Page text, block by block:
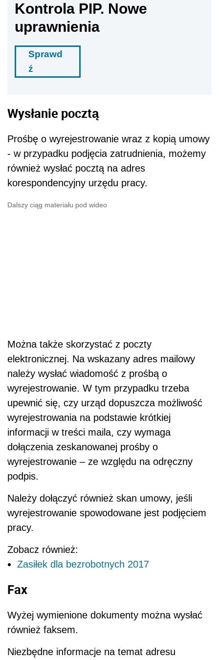
Kontrola PIP. Nowe
uprawnienia
Sprawd
ź
Wysłanie pocztą
Prośbę o wyrejestrowanie wraz z kopią umowy
- w przypadku podjęcia zatrudnienia, możemy
również wysłać pocztą na adres
korespondencyjny urzędu pracy.
Dalszy ciąg materiału pod wideo
Można także skorzystać z poczty
elektronicznej. Na wskazany adres mailowy
należy wysłać wiadomość z prośbą o
wyrejestrowanie. W tym przypadku trzeba
upewnić się, czy urząd dopuszcza możliwość
wyrejestrowania na podstawie krótkiej
informacji w treści maila, czy wymaga
dołączenia zeskanowanej prośby o
wyrejestrowanie – ze względu na odręczny
podpis.
Należy dołączyć również skan umowy, jeśli
wyrejestrowanie spowodowane jest podjęciem
pracy.
Zobacz również:
Zasiłek dla bezrobotnych 2017
Fax
Wyżej wymienione dokumenty można wysłać
również faksem.
Niezbędne informacje na temat adresu